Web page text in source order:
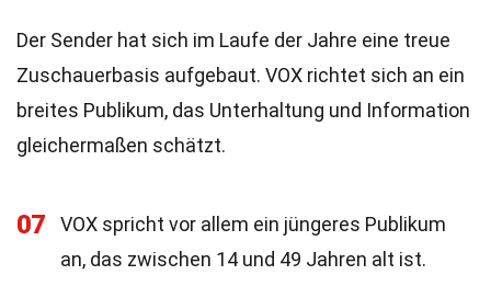
Der Sender hat sich im Laufe der Jahre eine treue
Zuschauerbasis aufgebaut. VOX richtet sich an ein
breites Publikum, das Unterhaltung und Information
gleichermaßen schätzt.
07
VOX spricht vor allem ein jüngeres Publikum
an, das zwischen 14 und 49 Jahren alt ist.